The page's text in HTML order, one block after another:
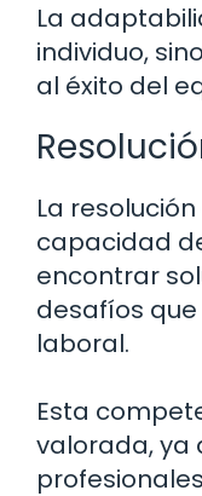
La
individuo,
al éxito del
La
capacidad
encontrar
desafíos
laboral.
Esta
valorada, ya